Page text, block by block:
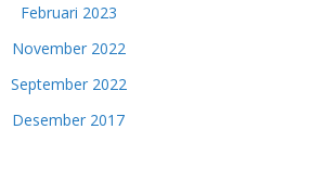
Februari 2023
November 2022
September 2022
Desember 2017